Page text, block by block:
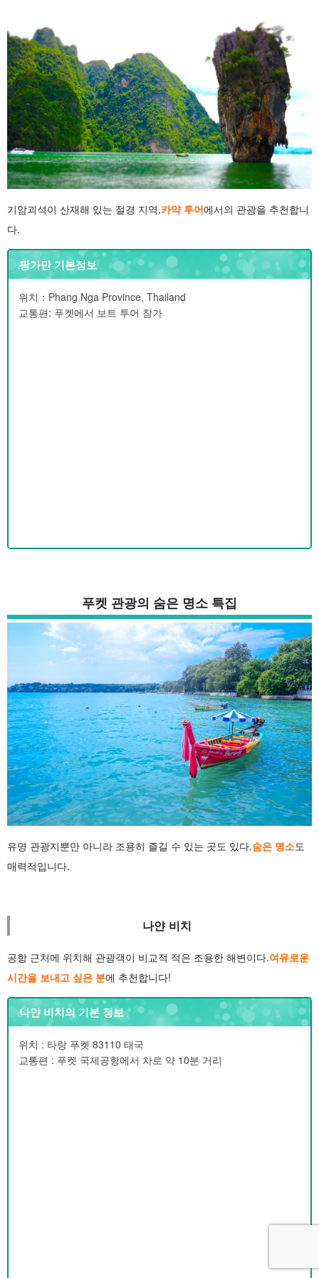
기암괴석이 산재해 있는 절경 지역.카약 투어에서의 관광을 추천합니
다.
팡가만 기본정보
위치：Phang Nga Province, Thailand
교통편: 푸켓에서 보트 투어 참가
푸켓 관광의 숨은 명소 특집
유명 관광지뿐만 아니라 조용히 즐길 수 있는 곳도 있다.숨은 명소도
매력적입니다.
나얀 비치
공항 근처에 위치해 관광객이 비교적 적은 조용한 해변이다.여유로운
시간을 보내고 싶은 분에 추천합니다!
나얀 비치의 기본 정보
위치 : 타랑 푸켓 83110 태국
교통편 : 푸켓 국제공항에서 차로 약 10분 거리